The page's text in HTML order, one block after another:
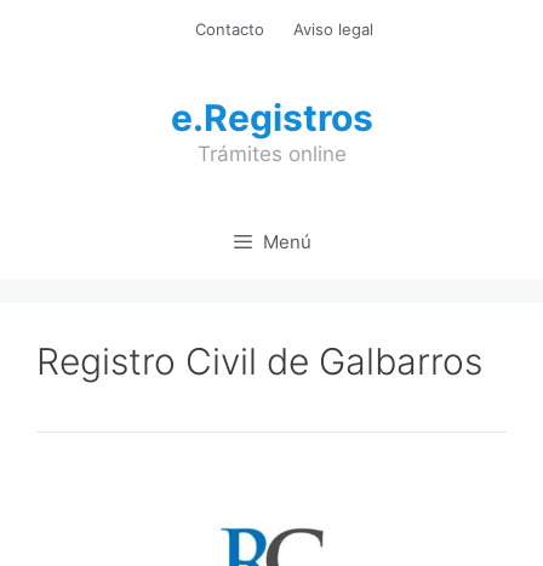
Contacto Aviso legal
e.Registros
Trámites online
Menú
Registro Civil de Galbarros